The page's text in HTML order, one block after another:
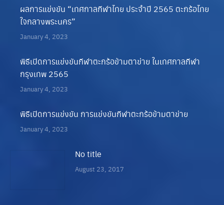
ผลการแข่งขัน “เทศกาลกีฬาไทย ประจําปี 2565 ตะกร้อไทย
ใจกลางพระนคร”
January 4, 2023
พิธีเปิดการแข่งขันกีฬาตะกร้อข้ามตาข่าย ในเทศกาลกีฬา
กรุงเทพ 2565
January 4, 2023
พิธีเปิดการแข่งขัน การแข่งขันกีฬาตะกร้อข้ามตาข่าย
January 4, 2023
No title
August 23, 2017